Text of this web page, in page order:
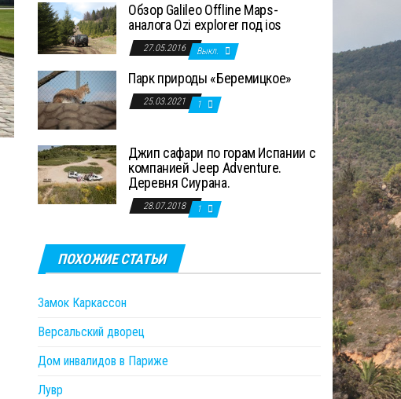
Обзор Galileo Offline Maps-
аналога Ozi explorer под ios
27.05.2016 Выкл.
Парк природы «Беремицкое»
25.03.2021 1
Джип сафари по горам Испании с
компанией Jeep Adventure.
Деревня Сиурана.
28.07.2018 1
ПОХОЖИЕ СТАТЬИ
Замок Каркассон
Версальский дворец
Дом инвалидов в Париже
Лувр